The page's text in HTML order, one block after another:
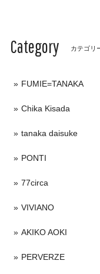
Category カテゴリ
FUMIE=TANAKA
Chika Kisada
tanaka daisuke
PONTI
77circa
VIVIANO
AKIKO AOKI
PERVERZE